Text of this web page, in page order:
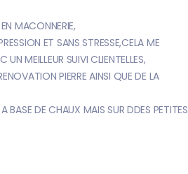
MACONNERIE,
ET SANS STRESSE,CELA ME
MEILLEUR SUIVI CLIENTELLES,
PIERRE AINSI QUE DE LA
BASE DE CHAUX MAIS SUR DDES PETITES